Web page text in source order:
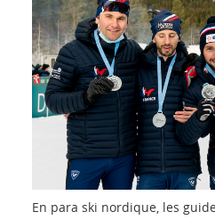
En para ski nordique, les